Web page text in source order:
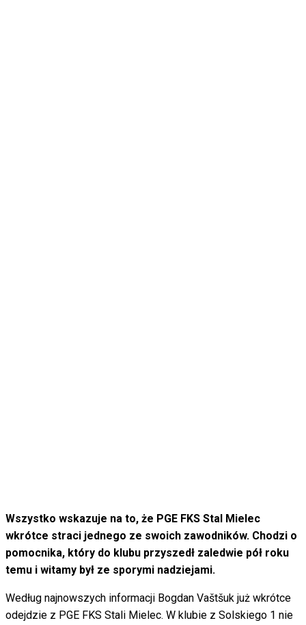
Wszystko wskazuje na to, że PGE FKS Stal Mielec
wkrótce straci jednego ze swoich zawodników. Chodzi o
pomocnika, który do klubu przyszedł zaledwie pół roku
temu i witamy był ze sporymi nadziejami.
Według najnowszych informacji Bogdan Vaštšuk już wkrótce
odejdzie z PGE FKS Stali Mielec. W klubie z Solskiego 1 nie